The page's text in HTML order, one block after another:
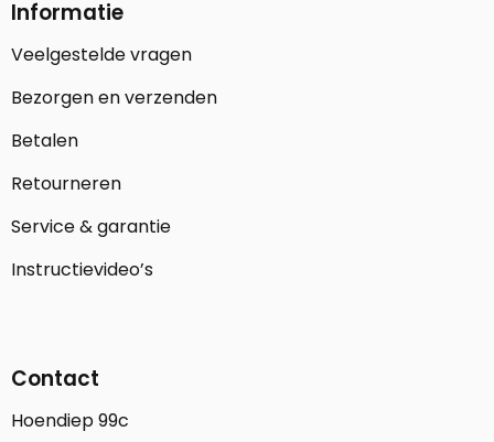
Informatie
Veelgestelde vragen
Bezorgen en verzenden
Betalen
Retourneren
Service & garantie
Instructievideo’s
Contact
Hoendiep 99c